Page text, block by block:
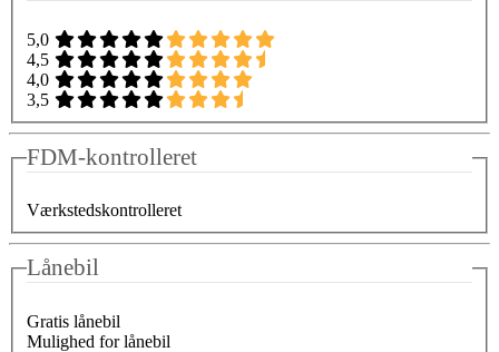
5,0
4,5
4,0
3,5
FDM-kontrolleret
Værkstedskontrolleret
Lånebil
Gratis lånebil
Mulighed for lånebil